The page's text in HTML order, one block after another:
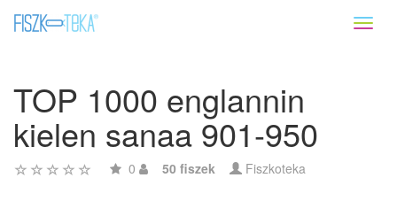
TOP 1000 englannin
kielen sanaa 901-950
0 50 fiszek Fiszkoteka